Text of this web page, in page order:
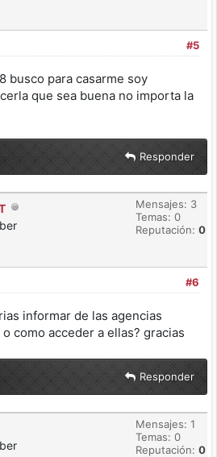
#5
busco para casarme soy
que sea buena no importa la
Responder
Mensajes: 3
Temas: 0
Reputación: 0
#6
informar de las agencias
como acceder a ellas? gracias
Responder
Mensajes: 1
Temas: 0
Reputación: 0